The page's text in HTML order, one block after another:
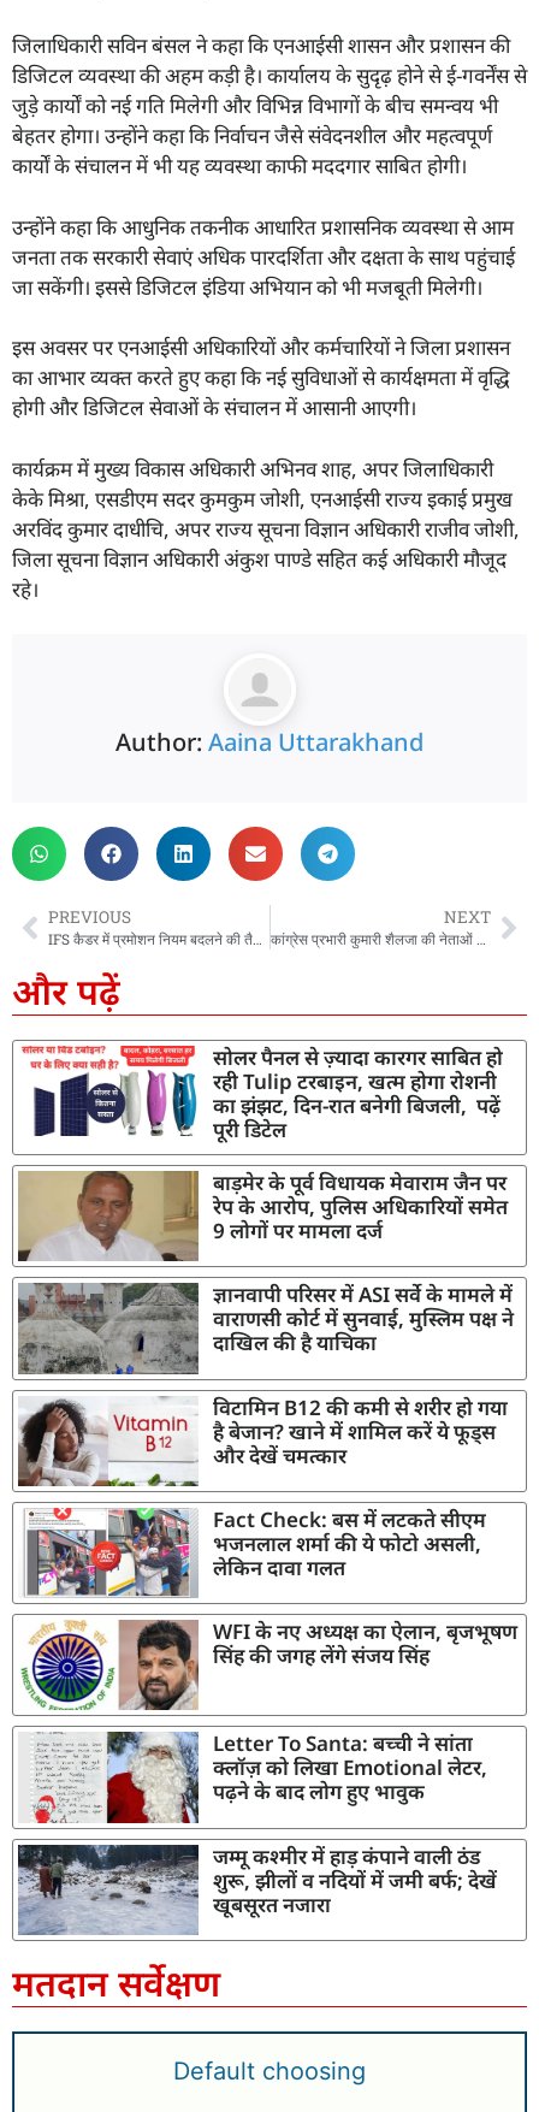
जिलाधिकारी सविन बंसल ने कहा कि एनआईसी शासन और प्रशासन की
डिजिटल व्यवस्था की अहम कड़ी है। कार्यालय के सुदृढ़ होने से ई-गवर्नेंस से
जुड़े कार्यों को नई गति मिलेगी और विभिन्न विभागों के बीच समन्वय भी
बेहतर होगा। उन्होंने कहा कि निर्वाचन जैसे संवेदनशील और महत्वपूर्ण
कार्यों के संचालन में भी यह व्यवस्था काफी मददगार साबित होगी।
उन्होंने कहा कि आधुनिक तकनीक आधारित प्रशासनिक व्यवस्था से आम
जनता तक सरकारी सेवाएं अधिक पारदर्शिता और दक्षता के साथ पहुंचाई
जा सकेंगी। इससे डिजिटल इंडिया अभियान को भी मजबूती मिलेगी।
इस अवसर पर एनआईसी अधिकारियों और कर्मचारियों ने जिला प्रशासन
का आभार व्यक्त करते हुए कहा कि नई सुविधाओं से कार्यक्षमता में वृद्धि
होगी और डिजिटल सेवाओं के संचालन में आसानी आएगी।
कार्यक्रम में मुख्य विकास अधिकारी अभिनव शाह, अपर जिलाधिकारी
केके मिश्रा, एसडीएम सदर कुमकुम जोशी, एनआईसी राज्य इकाई प्रमुख
अरविंद कुमार दाधीचि, अपर राज्य सूचना विज्ञान अधिकारी राजीव जोशी,
जिला सूचना विज्ञान अधिकारी अंकुश पाण्डे सहित कई अधिकारी मौजूद
रहे।
Author: Aaina Uttarakhand
PREVIOUS
IFS कैडर में प्रमोशन नियम बदलने की तैयारी, केंद्र सरकार ने राज्यों से मांगे सुझाव
NEXT
कांग्रेस प्रभारी कुमारी शैलजा की नेताओं को नसीहत, कहा- बयानबाजी में रखें संयम, गुटबाजी से रहें दूर
और पढ़ें
सोलर पैनल से ज़्यादा कारगर साबित हो
रही Tulip टरबाइन, खत्म होगा रोशनी
का झंझट, दिन-रात बनेगी बिजली, पढ़ें
पूरी डिटेल
बाड़मेर के पूर्व विधायक मेवाराम जैन पर
रेप के आरोप, पुलिस अधिकारियों समेत
9 लोगों पर मामला दर्ज
ज्ञानवापी परिसर में ASI सर्वे के मामले में
वाराणसी कोर्ट में सुनवाई, मुस्लिम पक्ष ने
दाखिल की है याचिका
विटामिन B12 की कमी से शरीर हो गया
है बेजान? खाने में शामिल करें ये फूड्स
और देखें चमत्कार
Fact Check: बस में लटकते सीएम
भजनलाल शर्मा की ये फोटो असली,
लेकिन दावा गलत
WFI के नए अध्यक्ष का ऐलान, बृजभूषण
सिंह की जगह लेंगे संजय सिंह
Letter To Santa: बच्ची ने सांता
क्लॉज़ को लिखा Emotional लेटर,
पढ़ने के बाद लोग हुए भावुक
जम्मू कश्मीर में हाड़ कंपाने वाली ठंड
शुरू, झीलों व नदियों में जमी बर्फ; देखें
खूबसूरत नजारा
मतदान सर्वेक्षण
Default choosing